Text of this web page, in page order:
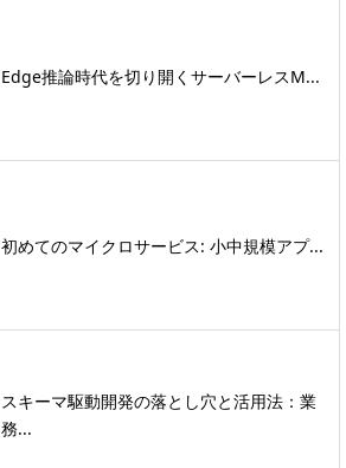
Edge推論時代を切り開くサーバーレスM...
初めてのマイクロサービス: 小中規模アプ...
スキーマ駆動開発の落とし穴と活用法：業
務...